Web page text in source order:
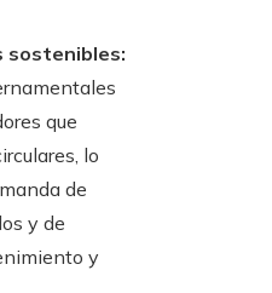
sostenibles:
que
lo
de
y de
y